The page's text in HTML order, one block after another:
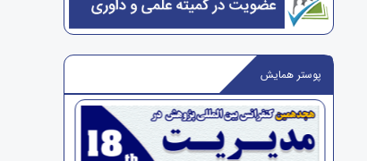
پوستر همایش